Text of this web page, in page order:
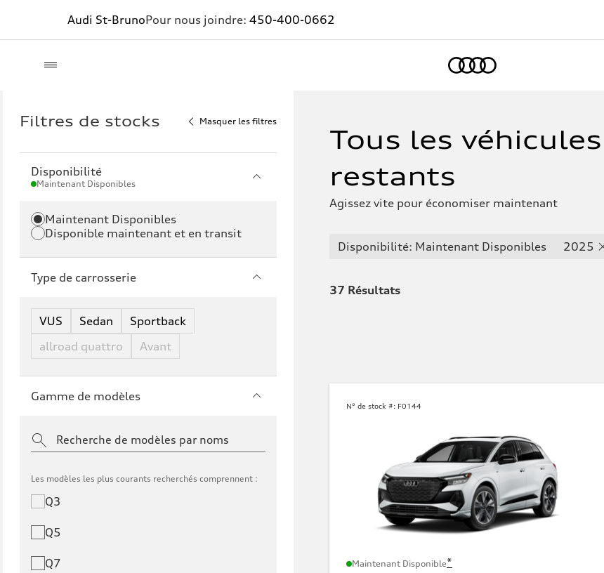
Audi St-BrunoPour nous joindre: 450-400-0662
Filtres de stocks Masquer les filtres
Disponibilité
Maintenant Disponibles
Maintenant Disponibles
Disponible maintenant et en transit
Type de carrosserie
VUS Sedan
Sportback
allroad quattro
Avant
Gamme de modèles
Les modèles les plus courants recherchés comprennent :
Q3
Q5
Q7
Tous les
restants
Agissez vite pour économiser maintenant
Disponibilité: Maintenant Disponibles 2025
37 Résultats
N° de stock #: F0144
Maintenant Disponible*